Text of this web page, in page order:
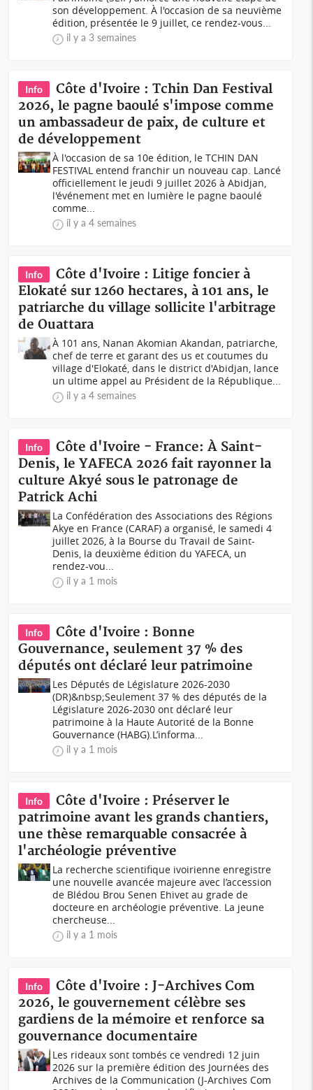
son développement. À l'occasion de sa neuvième
édition, présentée le 9 juillet, ce rendez-vous...
il y a 3 semaines
Info
Côte d'Ivoire : Tchin Dan Festival
2026, le pagne baoulé s'impose comme
un ambassadeur de paix, de culture et
de développement
À l'occasion de sa 10e édition, le TCHIN DAN
FESTIVAL entend franchir un nouveau cap. Lancé
officiellement le jeudi 9 juillet 2026 à Abidjan,
l'événement met en lumière le pagne baoulé
comme...
il y a 4 semaines
Info
Côte d'Ivoire : Litige foncier à
Elokaté sur 1260 hectares, à 101 ans, le
patriarche du village sollicite l'arbitrage
de Ouattara
À 101 ans, Nanan Akomian Akandan, patriarche,
chef de terre et garant des us et coutumes du
village d'Elokaté, dans le district d'Abidjan, lance
un ultime appel au Président de la République...
il y a 4 semaines
Info
Côte d'Ivoire - France: À Saint-
Denis, le YAFECA 2026 fait rayonner la
culture Akyé sous le patronage de
Patrick Achi
La Confédération des Associations des Régions
Akye en France (CARAF) a organisé, le samedi 4
juillet 2026, à la Bourse du Travail de Saint-
Denis, la deuxième édition du YAFECA, un
rendez-vou...
il y a 1 mois
Info
Côte d'Ivoire : Bonne
Gouvernance, seulement 37 % des
députés ont déclaré leur patrimoine
Les Députés de Législature 2026-2030
(DR)&nbsp;Seulement 37 % des députés de la
Législature 2026-2030 ont déclaré leur
patrimoine à la Haute Autorité de la Bonne
Gouvernance (HABG).L’informa...
il y a 1 mois
Info
Côte d'Ivoire : Préserver le
patrimoine avant les grands chantiers,
une thèse remarquable consacrée à
l'archéologie préventive
La recherche scientifique ivoirienne enregistre
une nouvelle avancée majeure avec l’accession
de Blédou Brou Senen Ehivet au grade de
docteure en archéologie préventive. La jeune
chercheuse...
il y a 1 mois
Info
Côte d'Ivoire : J-Archives Com
2026, le gouvernement célèbre ses
gardiens de la mémoire et renforce sa
gouvernance documentaire
Les rideaux sont tombés ce vendredi 12 juin
2026 sur la première édition des Journées des
Archives de la Communication (J-Archives Com